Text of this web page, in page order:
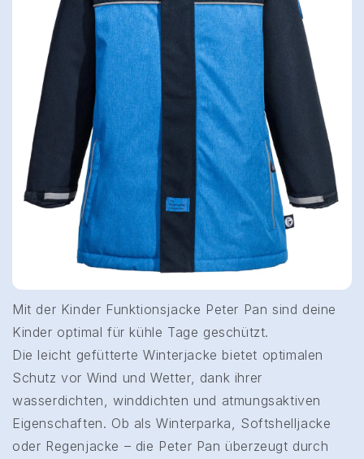
Mit der Kinder Funktionsjacke Peter Pan sind deine
Kinder optimal für kühle Tage geschützt.
Die leicht gefütterte Winterjacke bietet optimalen
Schutz vor Wind und Wetter, dank ihrer
wasserdichten, winddichten und atmungsaktiven
Eigenschaften. Ob als Winterparka, Softshelljacke
oder Regenjacke – die Peter Pan überzeugt durch